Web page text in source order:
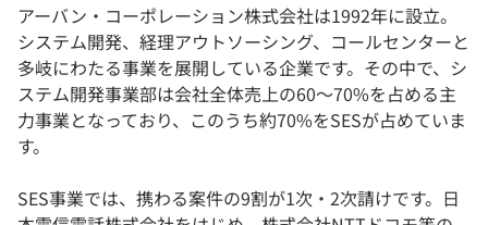
学校向けプラン
契約内容・クーポン
アーバン・コーポレーション株式会社は1992年に設立。
システム開発、経理アウトソーシング、コールセンターと
多岐にわたる事業を展開している企業です。その中で、シ
ステム開発事業部は会社全体売上の60～70%を占める主
力事業となっており、このうち約70%をSESが占めていま
す。
SES事業では、携わる案件の9割が1次・2次請けです。日